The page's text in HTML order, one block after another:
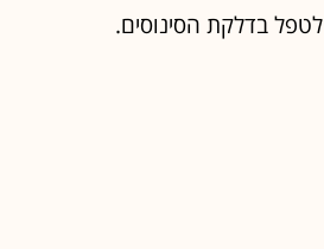
בדלקת הסינוסים.